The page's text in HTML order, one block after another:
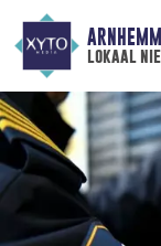
lokaal